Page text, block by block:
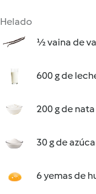
Helado
½ vaina de
600 g de
200 g de
30 g de
6 yemas de